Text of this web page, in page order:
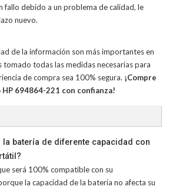
fallo debido a un problema de calidad, le
nuevo.
de la información son más importantes en
tomado todas las medidas necesarias para
de compra sea 100% segura. ¡Compre
694864-221 con confianza!
la batería de diferente capacidad con
será 100% compatible con su
la capacidad de la batería no afecta su